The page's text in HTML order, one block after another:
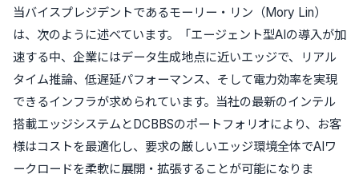
当バイスプレジデントであるモーリー・リン（Mory Lin）
は、次のように述べています。「エージェント型AIの導入が加
速する中、企業にはデータ生成地点に近いエッジで、リアル
タイム推論、低遅延パフォーマンス、そして電力効率を実現
できるインフラが求められています。当社の最新のインテル
搭載エッジシステムとDCBBSのポートフォリオにより、お客
様はコストを最適化し、要求の厳しいエッジ環境全体でAIワ
ークロードを柔軟に展開・拡張することが可能になりま